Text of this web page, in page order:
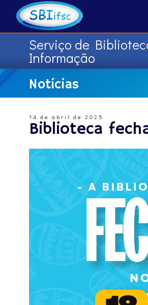
Serviço de
Informação
Notícias
14 de abril de 2025
Biblioteca